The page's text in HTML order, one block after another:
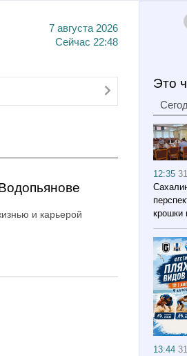
7 августа 2026
Сейчас 22:48
и карьерой
Это
12:35
крошки
13:44